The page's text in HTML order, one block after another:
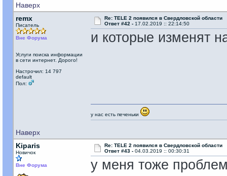
Наверх
remx
Писатель
Вне Форума
Услуги поиска информации
в сети интернет. Дорого!
Настрочил: 14 797
default
Пол:
Re: TELE 2 появился в Свердловской области
Ответ #42 - 17.02.2019 :: 22:14:50
и которые изменят
Наверх
у нас есть печеньки
Kiparis
Новичок
Вне Форума
Re: TELE 2 появился в Свердловской области
Ответ #43 - 04.03.2019 :: 00:30:31
у меня тоже